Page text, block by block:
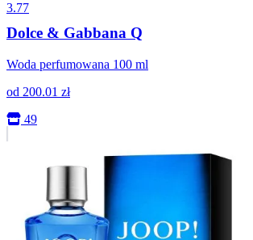
3.77
Dolce & Gabbana Q
Woda perfumowana 100 ml
od 200.01 zł
49